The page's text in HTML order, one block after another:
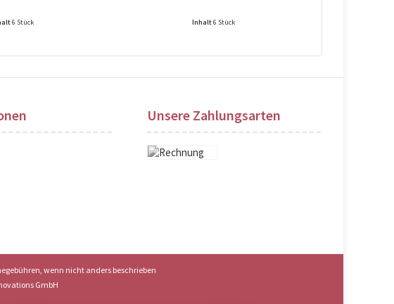
6 Stück
Login sichtbar!
Inhalt6 Stück
Preise nach Login sichtbar!
Unsere Zahlungsarten
wenn nicht anders beschrieben
GmbH